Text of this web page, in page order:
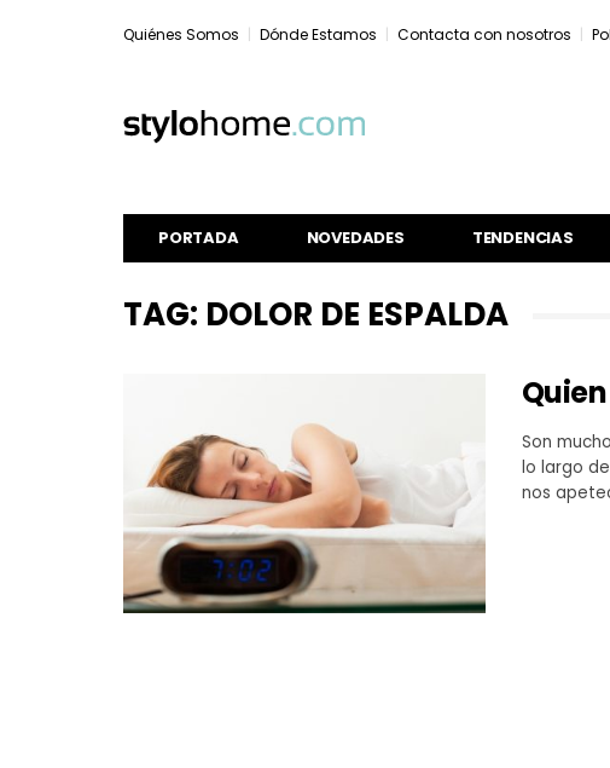
Quiénes Somos Dónde Estamos Contacta con nosotros
PORTADA NOVEDADES TENDENCIAS
TAG: DOLOR DE ESPALDA
Son
lo largo
nos